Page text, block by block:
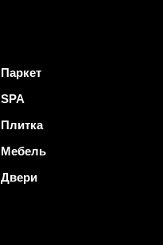
Паркет
SPA
Плитка
Мебель
Двери